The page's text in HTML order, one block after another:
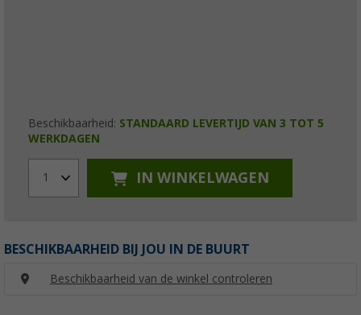
Beschikbaarheid: STANDAARD LEVERTIJD VAN 3 TOT 5
WERKDAGEN
1 IN WINKELWAGEN
BESCHIKBAARHEID BIJ JOU IN DE BUURT
Beschikbaarheid van de winkel controleren